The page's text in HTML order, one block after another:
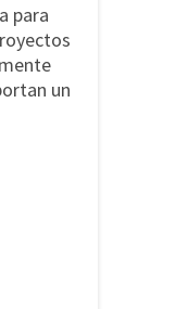
para
un